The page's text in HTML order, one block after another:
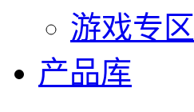
游戏专区
产品库